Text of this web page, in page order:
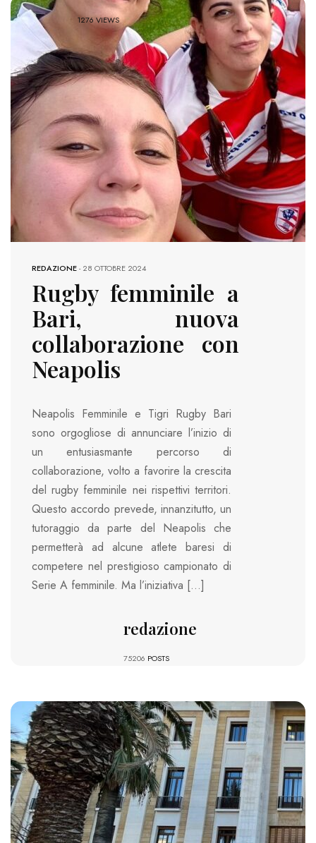
1276 VIEWS
REDAZIONE-28 OTTOBRE 2024
Rugby femminile a
Bari, nuova
collaborazione con
Neapolis
Neapolis Femminile e Tigri Rugby Bari
sono orgogliose di annunciare l’inizio di
un entusiasmante percorso di
collaborazione, volto a favorire la crescita
del rugby femminile nei rispettivi territori.
Questo accordo prevede, innanzitutto, un
tutoraggio da parte del Neapolis che
permetterà ad alcune atlete baresi di
competere nel prestigioso campionato di
Serie A femminile. Ma l’iniziativa […]
redazione
75206 POSTS
1277 VIEWS